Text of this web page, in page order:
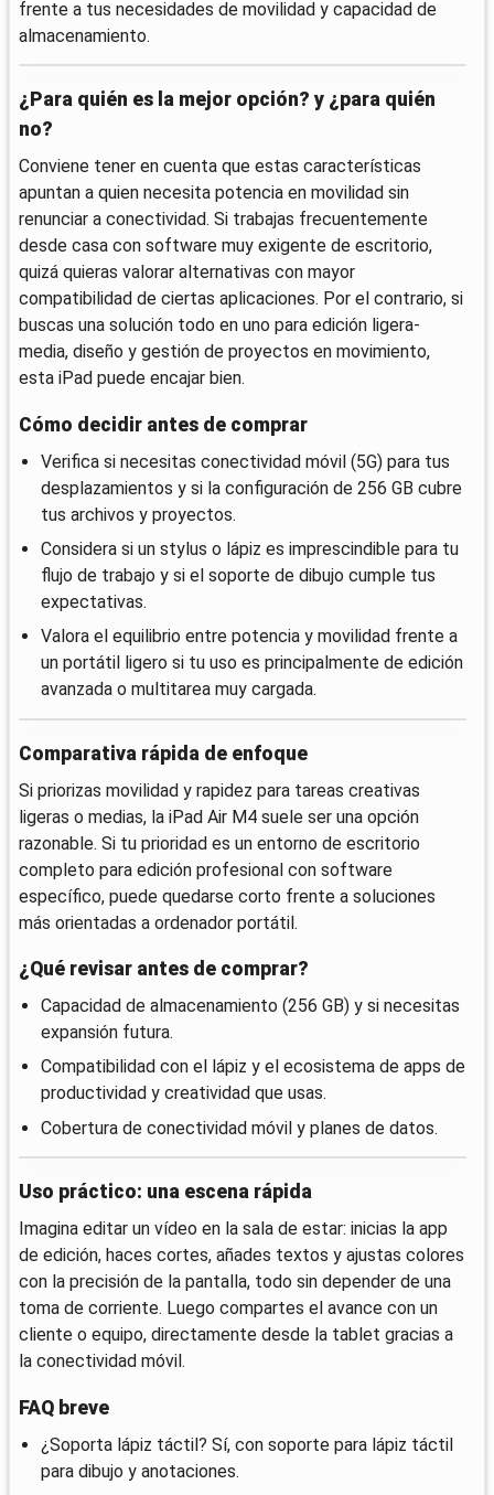
frente a tus necesidades de movilidad y capacidad de
almacenamiento.
¿Para quién es la mejor opción? y ¿para quién
no?
Conviene tener en cuenta que estas características
apuntan a quien necesita potencia en movilidad sin
renunciar a conectividad. Si trabajas frecuentemente
desde casa con software muy exigente de escritorio,
quizá quieras valorar alternativas con mayor
compatibilidad de ciertas aplicaciones. Por el contrario, si
buscas una solución todo en uno para edición ligera-
media, diseño y gestión de proyectos en movimiento,
esta iPad puede encajar bien.
Cómo decidir antes de comprar
Verifica si necesitas conectividad móvil (5G) para tus
desplazamientos y si la configuración de 256 GB cubre
tus archivos y proyectos.
Considera si un stylus o lápiz es imprescindible para tu
flujo de trabajo y si el soporte de dibujo cumple tus
expectativas.
Valora el equilibrio entre potencia y movilidad frente a
un portátil ligero si tu uso es principalmente de edición
avanzada o multitarea muy cargada.
Comparativa rápida de enfoque
Si priorizas movilidad y rapidez para tareas creativas
ligeras o medias, la iPad Air M4 suele ser una opción
razonable. Si tu prioridad es un entorno de escritorio
completo para edición profesional con software
específico, puede quedarse corto frente a soluciones
más orientadas a ordenador portátil.
¿Qué revisar antes de comprar?
Capacidad de almacenamiento (256 GB) y si necesitas
expansión futura.
Compatibilidad con el lápiz y el ecosistema de apps de
productividad y creatividad que usas.
Cobertura de conectividad móvil y planes de datos.
Uso práctico: una escena rápida
Imagina editar un vídeo en la sala de estar: inicias la app
de edición, haces cortes, añades textos y ajustas colores
con la precisión de la pantalla, todo sin depender de una
toma de corriente. Luego compartes el avance con un
cliente o equipo, directamente desde la tablet gracias a
la conectividad móvil.
FAQ breve
¿Soporta lápiz táctil? Sí, con soporte para lápiz táctil
para dibujo y anotaciones.